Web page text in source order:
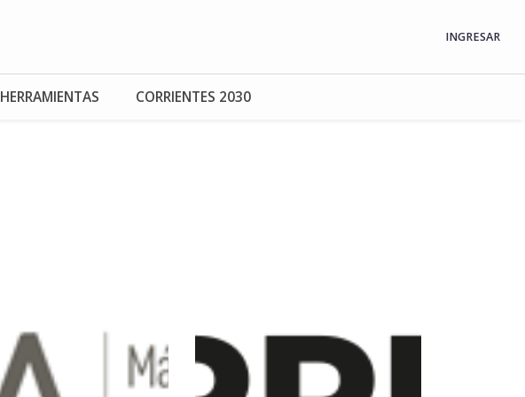
INGRESAR
HERRAMIENTAS CORRIENTES 2030